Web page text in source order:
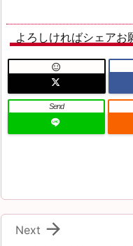
よろしければシェアお

Send

Next